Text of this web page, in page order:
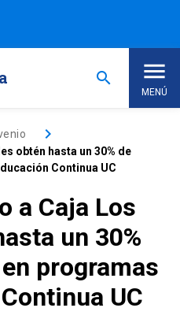
search
MENÚ
keyboard_arrow_right
obtén hasta un 30% de
Continua UC
a Caja Los
un 30%
programas
UC